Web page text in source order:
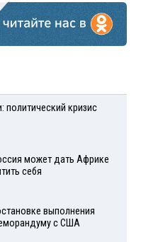
политический кризис
может дать Африке
себя
выполнения
с США